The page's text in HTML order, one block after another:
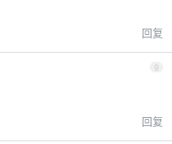
回复
9
回复